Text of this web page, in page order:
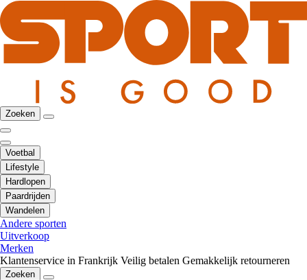
Zoeken
Voetbal
Lifestyle
Hardlopen
Paardrijden
Wandelen
Andere sporten
Uitverkoop
Merken
Klantenservice in Frankrijk Veilig betalen Gemakkelijk retourneren
Zoeken